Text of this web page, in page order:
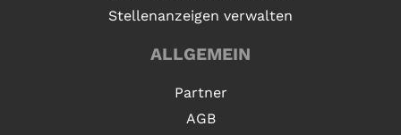
Stellenanzeigen verwalten
ALLGEMEIN
Partner
AGB